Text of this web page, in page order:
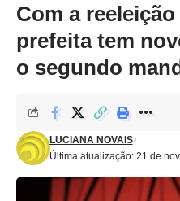
Com a
prefeita tem
o segundo
Última atualização: 21 de
LUCIANA NOVAIS